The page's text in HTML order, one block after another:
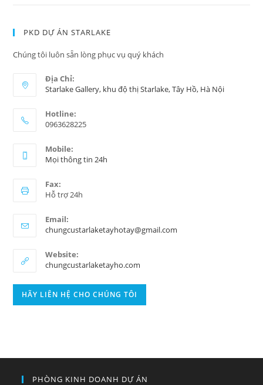
PKD DỰ ÁN STARLAKE
Chúng tôi luôn sẵn lòng phục vụ quý khách
Địa Chỉ:
Starlake Gallery, khu độ thị Starlake, Tây Hồ, Hà Nội
Hotline:
0963628225
Mobile:
Mọi thông tin 24h
Fax:
Hỗ trợ 24h
Email:
chungcustarlaketayhotay@gmail.com
Website:
chungcustarlaketayho.com
HÃY LIÊN HỆ CHO CHÚNG TÔI
PHÒNG KINH DOANH DỰ ÁN